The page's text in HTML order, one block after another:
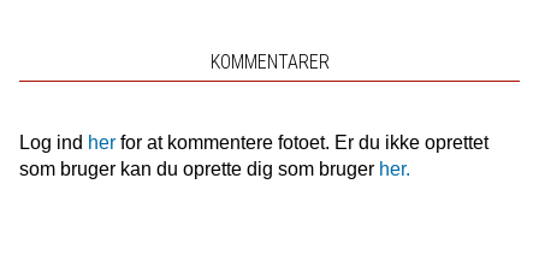
KOMMENTARER
Log ind herfor at kommentere fotoet. Er du ikke oprettet
som bruger kan du oprette dig som bruger her.